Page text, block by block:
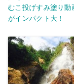
むこ投げすみ塗り動
がインパクト大！